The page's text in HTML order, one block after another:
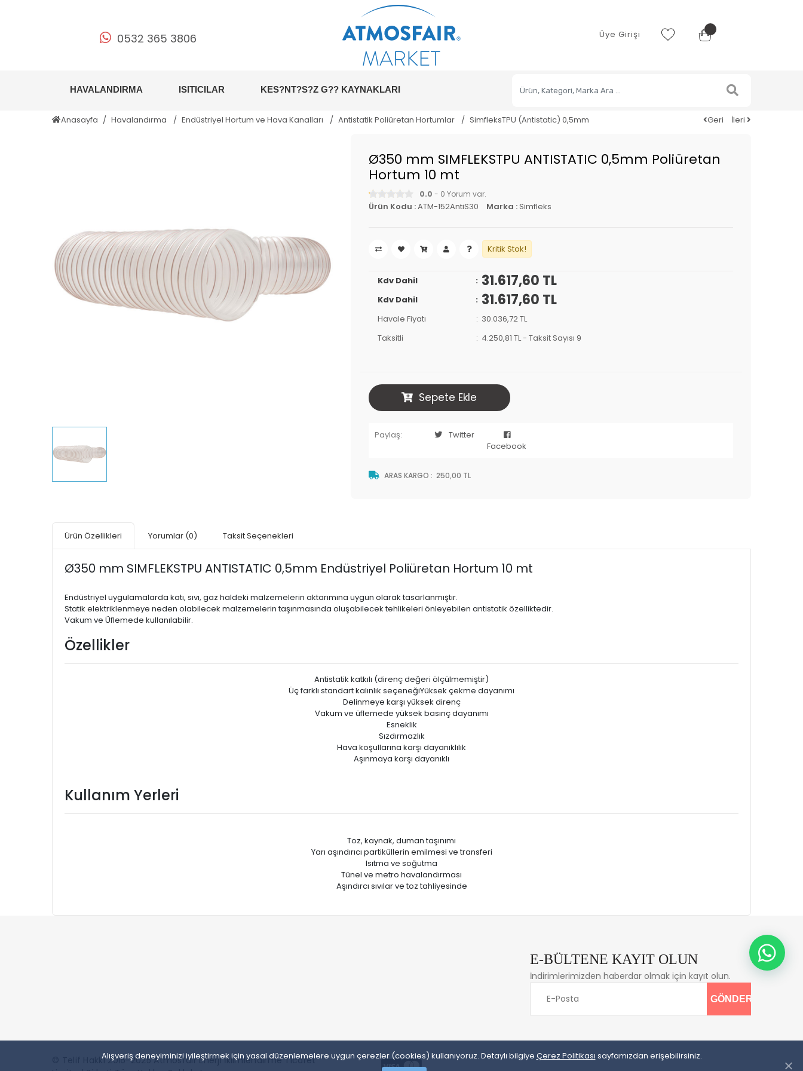
0532 365 3806 Üye Girişi
HAVALANDIRMA ISITICILAR KES?NT?S?Z G?? KAYNAKLARI
Anasayfa Havalandırma Endüstriyel Hortum ve Hava Kanalları Antistatik Poliüretan Hortumlar SimfleksTPU (Antistatic) 0,5mm Geri İleri
Ø350 mm SIMFLEKSTPU ANTISTATIC 0,5mm Poliüretan
Hortum 10 mt
0.0 - 0 Yorum var.
Ürün Kodu :ATM-152AntiS30 Marka :Simfleks
Kritik Stok!
Kdv Dahil 31.617,60 TL
Kdv Dahil 31.617,60 TL
Havale Fiyatı
30.036,72 TL
Taksitli
4.250,81 TL- Taksit Sayısı 9
Sepete Ekle
Paylaş:
Twitter
Facebook
ARAS KARGO : 250,00 TL
Ürün Özellikleri Yorumlar (0) Taksit Seçenekleri
Ø350 mm SIMFLEKSTPU ANTISTATIC 0,5mm Endüstriyel Poliüretan Hortum 10 mt
Endüstriyel uygulamalarda katı, sıvı, gaz haldeki malzemelerin aktarımına uygun olarak tasarlanmıştır.
Statik elektriklenmeye neden olabilecek malzemelerin taşınmasında oluşabilecek tehlikeleri önleyebilen antistatik özelliktedir.
Vakum ve Üflemede kullanılabilir.
Özellikler
Antistatik katkılı (direnç değeri ölçülmemiştir)
Üç farklı standart kalınlık seçeneğiYüksek çekme dayanımı
Delinmeye karşı yüksek direnç
Vakum ve üfIemede yüksek basınç dayanımı
Esneklik
Sızdırmazlık
Hava koşullarına karşı dayanıklılık
Aşınmaya karşı dayanıklı
Kullanım Yerleri
Toz, kaynak, duman taşınımı
Yarı aşındırıcı partiküllerin emilmesi ve transferi
Isıtma ve soğutma
Tünel ve metro havalandırması
Aşındırcı sıvılar ve toz tahliyesinde
Alışveriş deneyiminizi iyileştirmek için yasal düzenlemelere uygun çerezler (cookies) kullanıyoruz. Detaylı bilgiye Çerez Politikası sayfamızdan erişebilirsiniz.
E-BÜLTENE KAYIT OLUN
İndirimlerimizden haberdar olmak için kayıt olun.
© Telif Hakkı 2015-2025 Atmosfair Enerji İklimlendirme Ticaret